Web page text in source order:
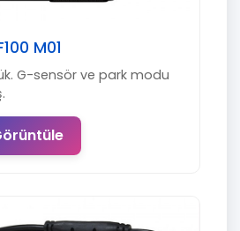
M01
G-sensör ve park modu